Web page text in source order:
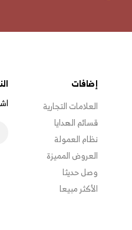
إضافات
العلامات التجارية
قسائم الهدايا
نظام العمولة
العروض المميزة
وصل حديثا
الأكثر مبيعا